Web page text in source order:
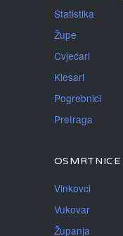
Statistika
Župe
Cvjećari
Klesari
Pogrebnici
Pretraga
OSMRTNICE
Vinkovci
Vukovar
Županja